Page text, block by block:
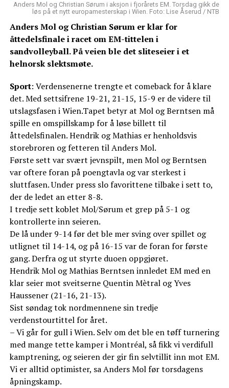
Anders Mol og Christian Sørum i aksjon i fjorårets EM. Torsdag gikk de
løs på et nytt europamesterskap i Wien. Foto: Lise Åserud / NTB
Anders Mol og Christian Sørum er klar for
åttedelsfinale i racet om EM-tittelen i
sandvolleyball. På veien ble det sliteseier i et
helnorsk slektsmøte.
Sport: Verdensenerne trengte et comeback for å klare
det. Med settsifrene 19-21, 21-15, 15-9 er de videre til
utslagsfasen i Wien.Tapet betyr at Mol og Berntsen må
spille en omspillskamp for å løse billett til
åttedelsfinalen. Hendrik og Mathias er henholdsvis
storebroren og fetteren til Anders Mol.
Første sett var svært jevnspilt, men Mol og Berntsen
var oftere foran på poengtavla og var sterkest i
sluttfasen. Under press slo favorittene tilbake i sett to,
der de ledet an etter 8-8.
I tredje sett koblet Mol/Sørum et grep på 5-1 og
kontrollerte inn seieren.
De lå under 9-14 før det ble mer sving over spillet og
utlignet til 14-14, og på 16-15 var de foran for første
gang. Derfra og ut styrte duoen oppgjøret.
Hendrik Mol og Mathias Berntsen innledet EM med en
klar seier mot sveitserne Quentin Mètral og Yves
Haussener (21-16, 21-13).
Sist søndag tok nordmennene sin tredje
verdenstourtittel for året.
– Vi går for gull i Wien. Selv om det ble en tøff turnering
med mange tette kamper i Montréal, så fikk vi verdifull
kamptrening, og seieren der gir fin selvtillit inn mot EM.
Vi er alltid optimister, sa Anders Mol før torsdagens
åpningskamp.